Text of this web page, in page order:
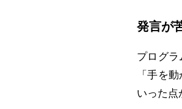
発言が
プログ
「手を
いった点